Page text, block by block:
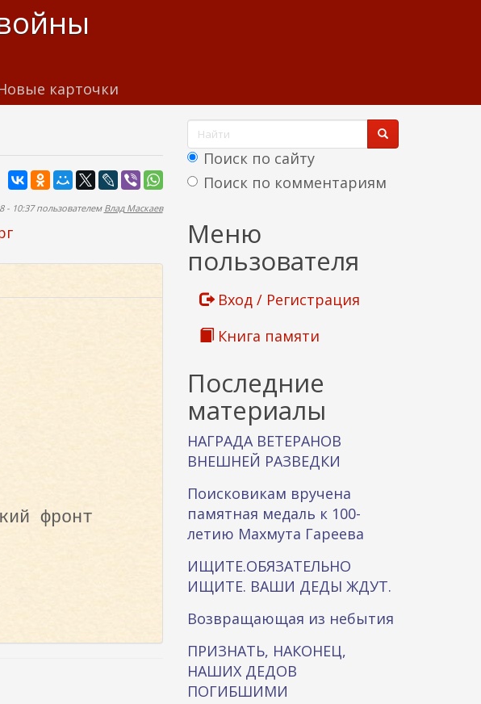
карточки
- 10:37 пользователем Влад Маскаев
фронт
Ф
о
р
а
п
о
и
к
а
Поиск по сайту
Поиск по комментариям
Меню
пользователя
Вход / Регистрация
Книга памяти
Последние
материалы
НАГРАДА ВЕТЕРАНОВ
ВНЕШНЕЙ РАЗВЕДКИ
Поисковикам вручена
памятная медаль к 100-
летию Махмута Гареева
ИЩИТЕ.ОБЯЗАТЕЛЬНО
ИЩИТЕ. ВАШИ ДЕДЫ ЖДУТ.
Возвращающая из небытия
ПРИЗНАТЬ, НАКОНЕЦ,
НАШИХ ДЕДОВ
ПОГИБШИМИ